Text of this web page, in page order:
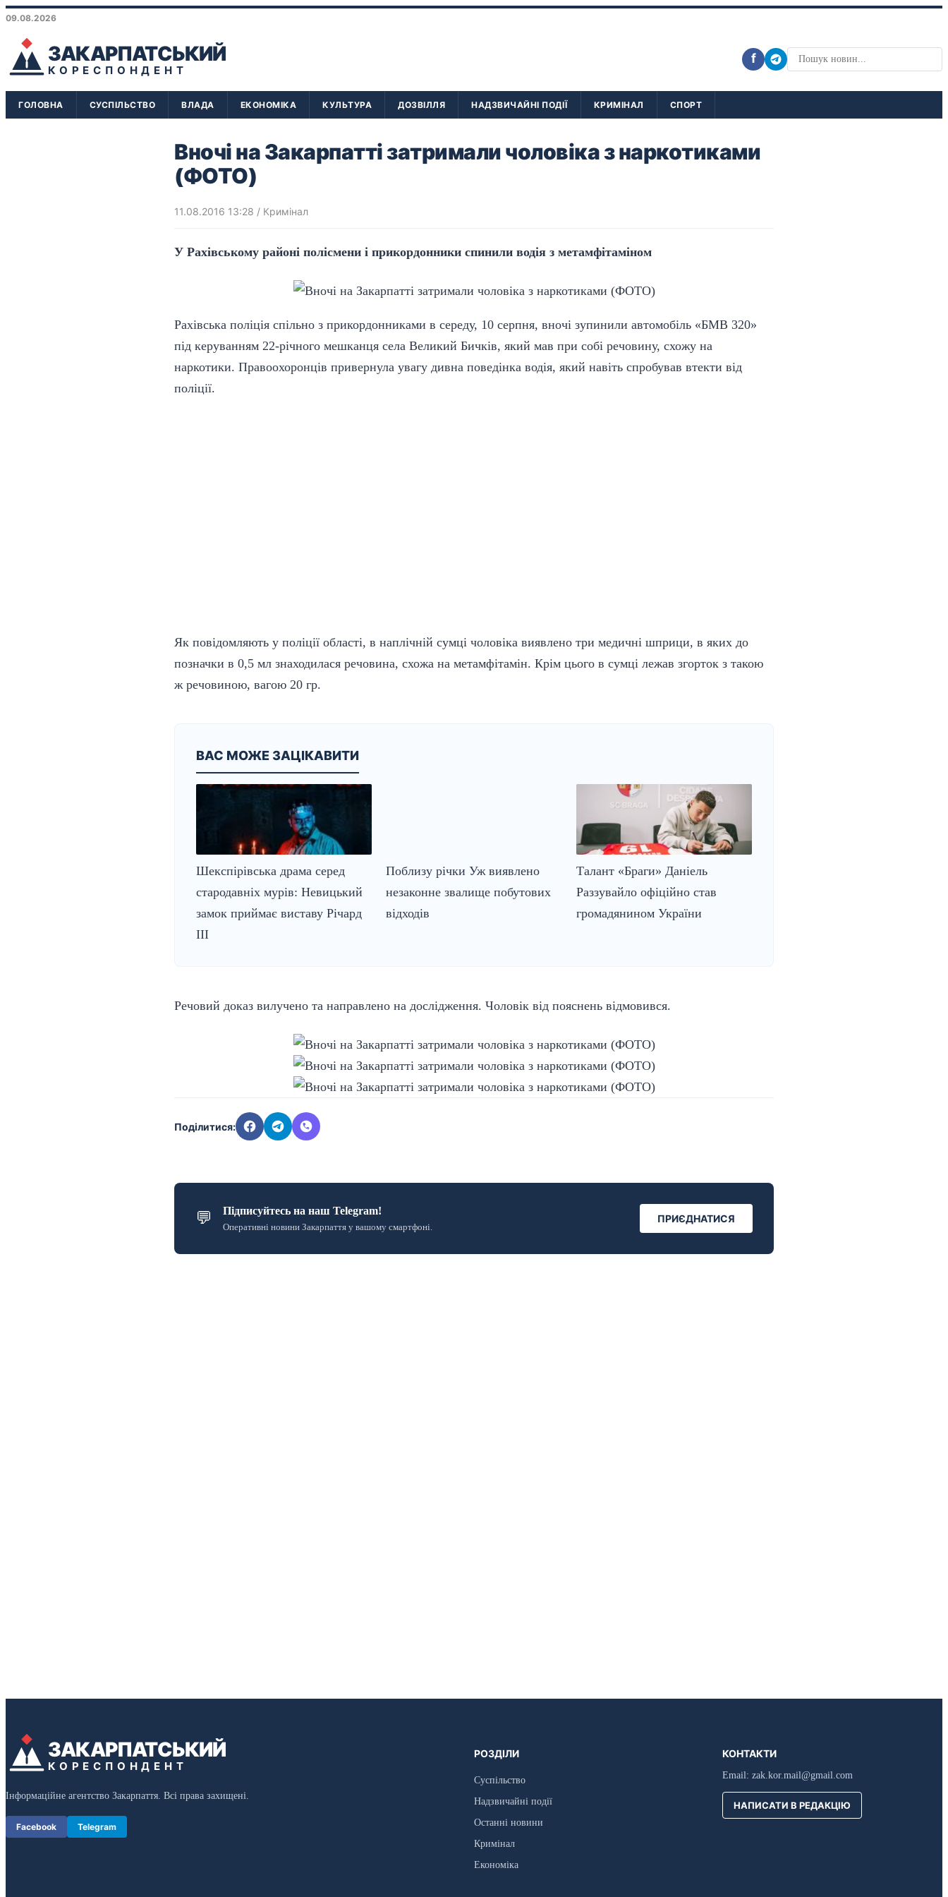
09.08.2026
ЗАКАРПАТСЬКИЙ
КОРЕСПОНДЕНТ
f
ГОЛОВНА СУСПІЛЬСТВО ВЛАДА ЕКОНОМІКА КУЛЬТУРА ДОЗВІЛЛЯ НАДЗВИЧАЙНІ ПОДІЇ КРИМІНАЛ СПОРТ
Вночі на Закарпатті затримали чоловіка з наркотиками
(ФОТО)
11.08.2016 13:28 / Кримінал
У Рахівському районі полісмени і прикордонники спинили водія з метамфітаміном
Рахівська поліція спільно з прикордонниками в середу, 10 серпня, вночі зупинили автомобіль «БМВ 320»
під керуванням 22-річного мешканця села Великий Бичків, який мав при собі речовину, схожу на
наркотики. Правоохоронців привернула увагу дивна поведінка водія, який навіть спробував втекти від
поліції.
Як повідомляють у поліції області, в наплічній сумці чоловіка виявлено три медичні шприци, в яких до
позначки в 0,5 мл знаходилася речовина, схожа на метамфітамін. Крім цього в сумці лежав згорток з такою
ж речовиною, вагою 20 гр.
ВАС МОЖЕ ЗАЦІКАВИТИ
Шекспірівська драма серед
стародавніх мурів: Невицький
замок приймає виставу Річард
ІІІ
Поблизу річки Уж виявлено
незаконне звалище побутових
відходів
Талант «Браги» Даніель
Раззувайло офіційно став
громадянином України
Речовий доказ вилучено та направлено на дослідження. Чоловік від пояснень відмовився.
Поділитися:
💬 Підписуйтесь на наш Telegram!
Оперативні новини Закарпаття у вашому смартфоні.
ПРИЄДНАТИСЯ
ЗАКАРПАТСЬКИЙ
КОРЕСПОНДЕНТ
Інформаційне агентство Закарпаття. Всі права захищені.
Facebook Telegram
РОЗДІЛИ
Суспільство
Надзвичайні події
Останні новини
Кримінал
Економіка
КОНТАКТИ
Email: zak.kor.mail@gmail.com
НАПИСАТИ В РЕДАКЦІЮ